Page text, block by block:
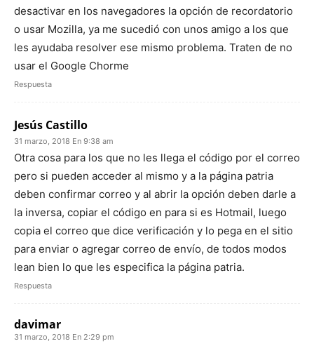
desactivar en los navegadores la opción de recordatorio
o usar Mozilla, ya me sucedió con unos amigo a los que
les ayudaba resolver ese mismo problema. Traten de no
usar el Google Chorme
Respuesta
Jesús Castillo
31 marzo, 2018 En 9:38 am
Otra cosa para los que no les llega el código por el correo
pero si pueden acceder al mismo y a la página patria
deben confirmar correo y al abrir la opción deben darle a
la inversa, copiar el código en para si es Hotmail, luego
copia el correo que dice verificación y lo pega en el sitio
para enviar o agregar correo de envío, de todos modos
lean bien lo que les especifica la página patria.
Respuesta
davimar
31 marzo, 2018 En 2:29 pm